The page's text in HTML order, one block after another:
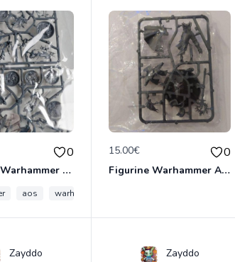
0
Figurines Warhammer AOS sous blister
aos warhammer 40k
15.00€ 0
Figurine Warhammer AOS sous blister
Zayddo Zayddo